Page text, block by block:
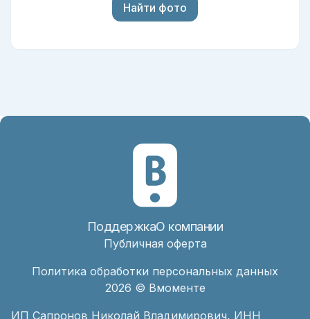
Найти фото
Публичная оферта
ПоддержкаО компании
Политика обработки персональных данных
2026 © Вмоменте
ИП Сапронов Николай Владимирович, ИНН